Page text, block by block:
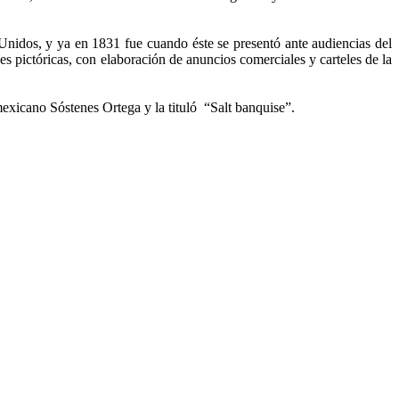
y ya en 1831 fue cuando éste se presentó ante audiencias del
pictóricas, con elaboración de anuncios comerciales y carteles de la
Sóstenes Ortega y la tituló “Salt banquise”.